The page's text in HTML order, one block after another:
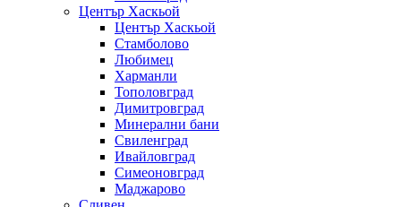
Център Хаскьой
Център Хаскьой
Стамболово
Любимец
Харманли
Тополовград
Димитровград
Минерални бани
Свиленград
Ивайловград
Симеоновград
Маджарово